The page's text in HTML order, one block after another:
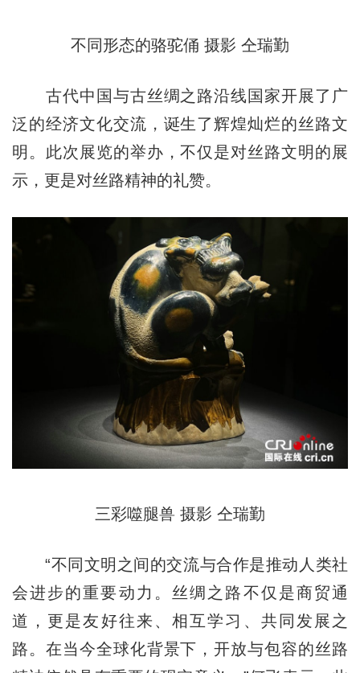
不同形态的骆驼俑 摄影 仝瑞勤
古代中国与古丝绸之路沿线国家开展了广
泛的经济文化交流，诞生了辉煌灿烂的丝路文
明。此次展览的举办，不仅是对丝路文明的展
示，更是对丝路精神的礼赞。
三彩噬腿兽 摄影 仝瑞勤
“不同文明之间的交流与合作是推动人类社
会进步的重要动力。丝绸之路不仅是商贸通
道 ， 更是友好往来、相互学习、共同发展之
路。在当今全球化背景下，开放与包容的丝路